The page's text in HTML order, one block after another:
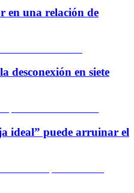
en una relación de
desconexión en siete
ideal” puede arruinar el